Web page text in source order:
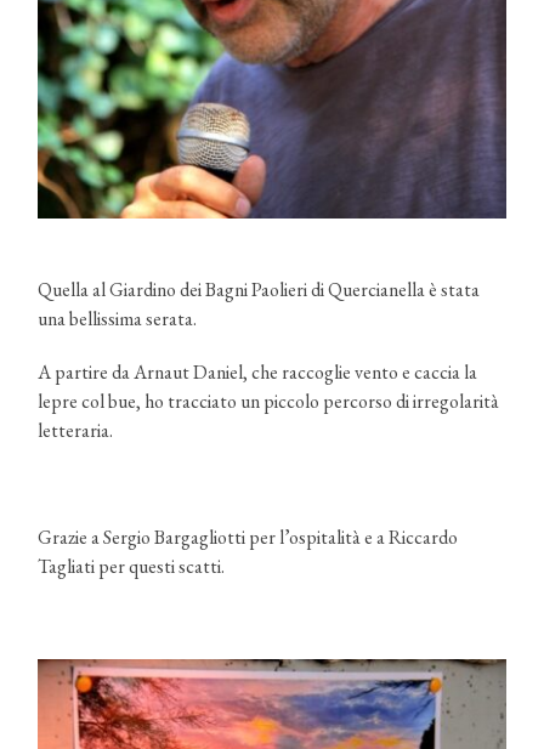
Quella al Giardino dei Bagni Paolieri di Quercianella è stata
una bellissima serata.
A partire da Arnaut Daniel, che raccoglie vento e caccia la
lepre col bue, ho tracciato un piccolo percorso di irregolarità
letteraria.
Grazie a Sergio Bargagliotti per l’ospitalità e a Riccardo
Tagliati per questi scatti.